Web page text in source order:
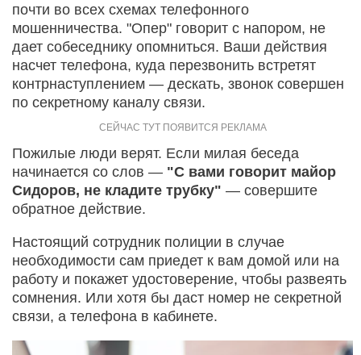
почти во всех схемах телефонного
мошенничества. "Опер" говорит с напором, не
дает собеседнику опомниться. Ваши действия
насчет телефона, куда перезвонить встретят
контрнаступлением — дескать, звонок совершен
по секретному каналу связи.
Пожилые люди верят. Если милая беседа
начинается со слов — "С вами говорит майор
Сидоров, не кладите трубку" — совершите
обратное действие.
Настоящий сотрудник полиции в случае
необходимости сам приедет к вам домой или на
работу и покажет удостоверение, чтобы развеять
сомнения. Или хотя бы даст номер не секретной
связи, а телефона в кабинете.